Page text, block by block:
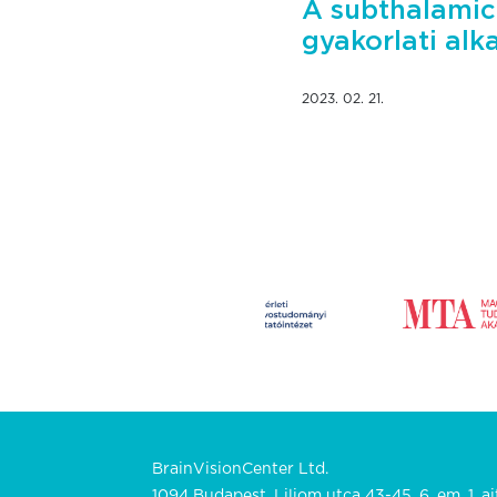
A
gyakorlati
2023. 02. 21.
BrainVisionCenter Ltd.